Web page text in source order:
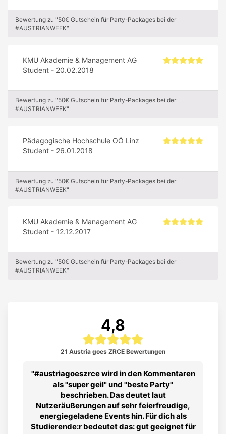
Bewertung zu "50€ Gutschein für Party-Packages bei der
#AUSTRIANWEEK"
KMU Akademie & Management AG
Student - 20.02.2018
Bewertung zu "50€ Gutschein für Party-Packages bei der
#AUSTRIANWEEK"
Pädagogische Hochschule OÖ Linz
Student - 26.01.2018
Bewertung zu "50€ Gutschein für Party-Packages bei der
#AUSTRIANWEEK"
KMU Akademie & Management AG
Student - 12.12.2017
Bewertung zu "50€ Gutschein für Party-Packages bei der
#AUSTRIANWEEK"
4,8
21 Austria goes ZRCE Bewertungen
#austriagoeszrce wird in den Kommentaren
als "super geil" und "beste Party"
beschrieben. Das deutet laut
Nutzeräußerungen auf sehr feierfreudige,
energiegeladene Events hin. Für dich als
Studierende:r bedeutet das: gut geeignet für